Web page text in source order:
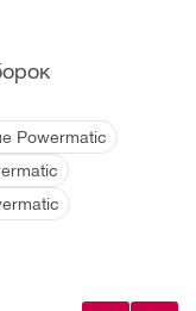
Powermatic